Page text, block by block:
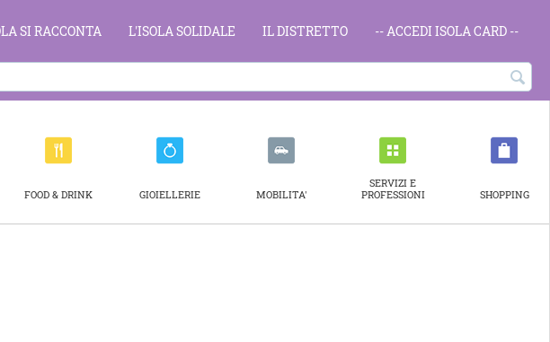
SI RACCONTA L'ISOLA SOLIDALE IL DISTRETTO -- ACCEDI ISOLA CARD --
FOOD & DRINK GIOIELLERIE MOBILITA'
SERVIZI E
PROFESSIONI
SHOPPING